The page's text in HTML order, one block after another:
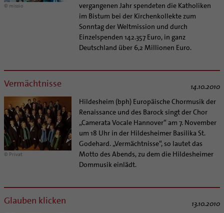
© missio
vergangenen Jahr spendeten die Katholiken
im Bistum bei der Kirchenkollekte zum
Sonntag der Weltmission und durch
Einzelspenden 142.357 Euro, in ganz
Deutschland über 6,2 Millionen Euro.
Vermächtnisse 14.10.2010
© Privat
Hildesheim (bph) Europäische Chormusik der
Renaissance und des Barock singt der Chor
„Camerata Vocale Hannover“ am 7. November
um 18 Uhr in der Hildesheimer Basilika St.
Godehard. „Vermächtnisse“, so lautet das
Motto des Abends, zu dem die Hildesheimer
Dommusik einlädt.
Glauben klicken 13.10.2010